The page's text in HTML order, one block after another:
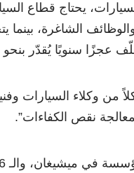
سنويًا يُقدّر بنحو 37 ألف فني.
من وكلاء السيارات